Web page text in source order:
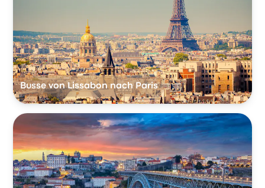
Busse von Lissabon nach Paris